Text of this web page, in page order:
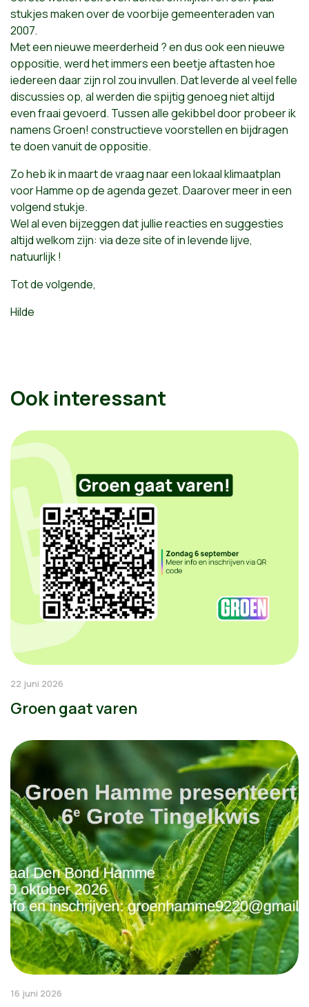
stukjes maken over de voorbije gemeenteraden van
2007.
Met een nieuwe meerderheid ? en dus ook een nieuwe
oppositie, werd het immers een beetje aftasten hoe
iedereen daar zijn rol zou invullen. Dat leverde al veel felle
discussies op, al werden die spijtig genoeg niet altijd
even fraai gevoerd. Tussen alle gekibbel door probeer ik
namens Groen! constructieve voorstellen en bijdragen
te doen vanuit de oppositie.
Zo heb ik in maart de vraag naar een lokaal klimaatplan
voor Hamme op de agenda gezet. Daarover meer in een
volgend stukje.
Wel al even bijzeggen dat jullie reacties en suggesties
altijd welkom zijn: via deze site of in levende lijve,
natuurlijk !
Tot de volgende,
Hilde
Ook interessant
22 juni 2026
Groen gaat varen
16 juni 2026